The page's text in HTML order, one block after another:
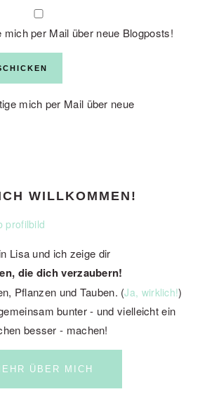
mich per Mail über neue Blogposts!
mich per Mail über neue
WILLKOMMEN!
Lisa und ich zeige dir
die dich verzaubern!
Pflanzen und Tauben. (Ja, wirklich!)
bunter - und vielleicht ein
besser - machen!
ÜBER MICH